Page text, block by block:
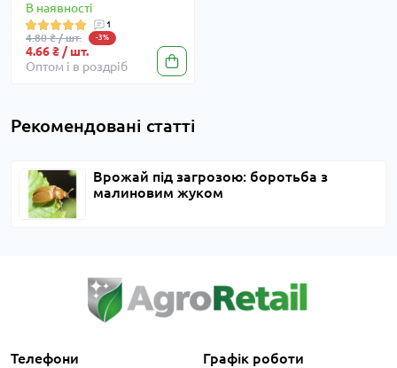
В наявності
1
4.80 ₴ / шт. -3%
4.66 ₴ / шт.
Оптом і в роздріб
Рекомендовані статті
Врожай під загрозою: боротьба з
малиновим жуком
Телефони Графік роботи